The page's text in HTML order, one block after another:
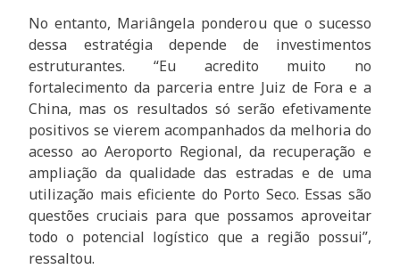
No entanto, Mariângela ponderou que o sucesso
dessa estratégia depende de investimentos
estruturantes. “Eu acredito muito no
fortalecimento da parceria entre Juiz de Fora e a
China, mas os resultados só serão efetivamente
positivos se vierem acompanhados da melhoria do
acesso ao Aeroporto Regional, da recuperação e
ampliação da qualidade das estradas e de uma
utilização mais eficiente do Porto Seco. Essas são
questões cruciais para que possamos aproveitar
todo o potencial logístico que a região possui”,
ressaltou.